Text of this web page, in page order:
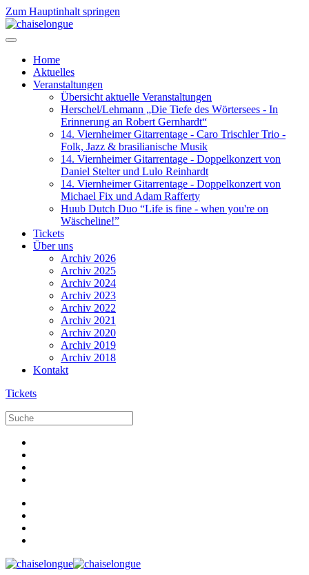
Zum Hauptinhalt springen
Home
Aktuelles
Veranstaltungen
Übersicht aktuelle Veranstaltungen
Herschel/Lehmann „Die Tiefe des Wörtersees - In
Erinnerung an Robert Gernhardt“
14. Viernheimer Gitarrentage - Caro Trischler Trio -
Folk, Jazz & brasilianische Musik
14. Viernheimer Gitarrentage - Doppelkonzert von
Daniel Stelter und Lulo Reinhardt
14. Viernheimer Gitarrentage - Doppelkonzert von
Michael Fix und Adam Rafferty
Huub Dutch Duo “Life is fine - when you're on
Wäscheline!”
Tickets
Über uns
Archiv 2026
Archiv 2025
Archiv 2024
Archiv 2023
Archiv 2022
Archiv 2021
Archiv 2020
Archiv 2019
Archiv 2018
Kontakt
Tickets